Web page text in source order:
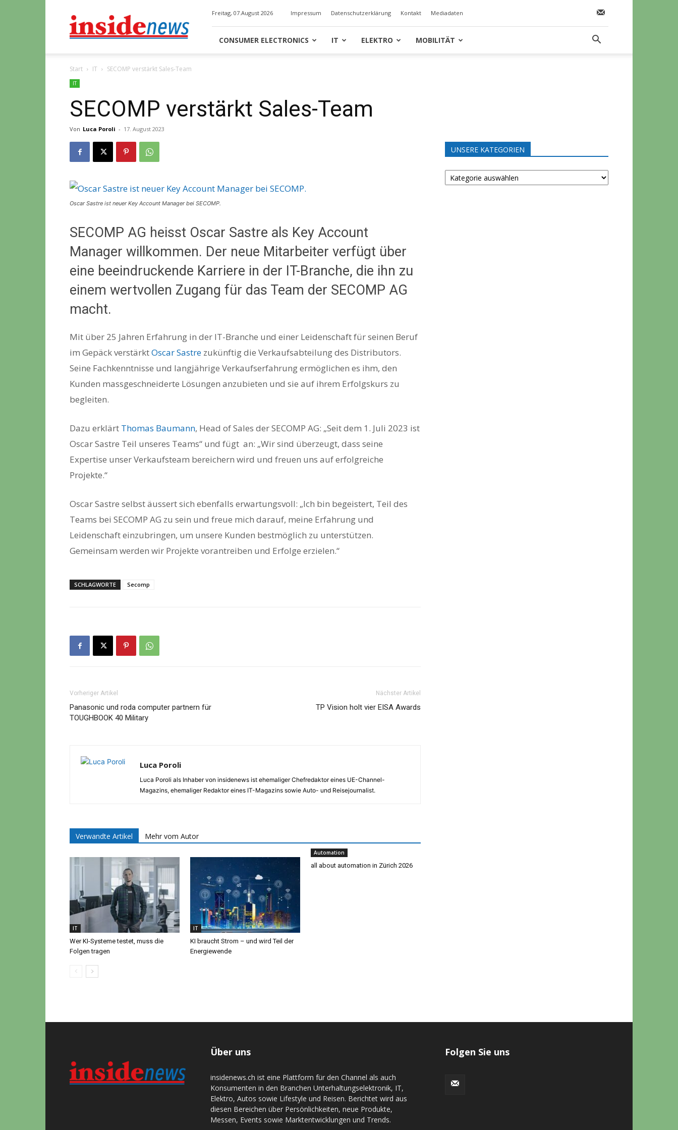
Freitag, 07.August 2026 Impressum Datenschutzerklärung Kontakt Mediadaten
CONSUMER ELECTRONICS IT ELEKTRO MOBILITÄT
Start IT SECOMP verstärkt Sales-Team
IT
SECOMP verstärkt Sales-Team
Von Luca Poroli - 17. August 2023
Oscar Sastre ist neuer Key Account Manager bei SECOMP.
SECOMP AG heisst Oscar Sastre als Key Account
Manager willkommen. Der neue Mitarbeiter verfügt über
eine beeindruckende Karriere in der IT-Branche, die ihn zu
einem wertvollen Zugang für das Team der SECOMP AG
macht.
Mit über 25 Jahren Erfahrung in der IT-Branche und einer Leidenschaft für seinen Beruf
im Gepäck verstärktOscar Sastre zukünftig die Verkaufsabteilung des Distributors.
Seine Fachkenntnisse und langjährige Verkaufserfahrung ermöglichen es ihm, den
Kunden massgeschneiderte Lösungen anzubieten und sie auf ihrem Erfolgskurs zu
begleiten.
Dazu erklärt Thomas Baumann, Head of Sales der SECOMP AG: „Seit dem 1. Juli 2023 ist
Oscar Sastre Teil unseres Teams“ und fügt an: „Wir sind überzeugt, dass seine
Expertise unser Verkaufsteam bereichern wird und freuen uns auf erfolgreiche
Projekte.“
Oscar Sastre selbst äussert sich ebenfalls erwartungsvoll: „Ich bin begeistert, Teil des
Teams bei SECOMP AG zu sein und freue mich darauf, meine Erfahrung und
Leidenschaft einzubringen, um unsere Kunden bestmöglich zu unterstützen.
Gemeinsam werden wir Projekte vorantreiben und Erfolge erzielen.“
SCHLAGWORTE Secomp
Vorheriger Artikel
Panasonic und roda computer partnern für
TOUGHBOOK 40 Military
Nächster Artikel
TP Vision holt vier EISA Awards
Luca Poroli
Luca Poroli als Inhaber von insidenews ist ehemaliger Chefredaktor eines UE-Channel-
Magazins, ehemaliger Redaktor eines IT-Magazins sowie Auto- und Reisejournalist.
Verwandte Artikel Mehr vom Autor
IT
Wer KI-Systeme testet, muss die
Folgen tragen
IT
KI braucht Strom – und wird Teil der
Energiewende
Automation
all about automation in Zürich 2026
UNSERE KATEGORIEN
UNSERE
KATEGORIEN
Über uns
insidenews.ch ist eine Plattform für den Channel als auch
Konsumenten in den Branchen Unterhaltungselektronik, IT,
Elektro, Autos sowie Lifestyle und Reisen. Berichtet wird aus
diesen Bereichen über Persönlichkeiten, neue Produkte,
Messen, Events sowie Marktentwicklungen und Trends.
Folgen Sie uns